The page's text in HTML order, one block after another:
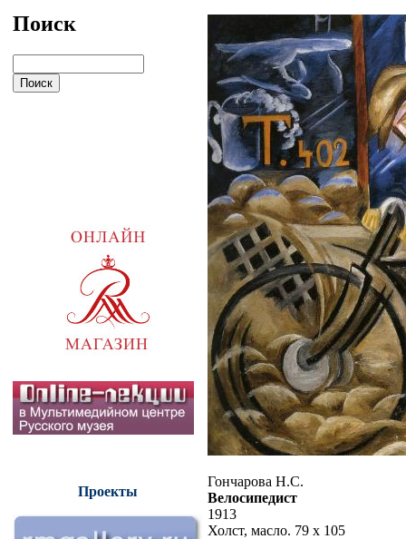
Поиск
Проекты
Гончарова Н.С.
Велосипедист
1913
Холст, масло. 79 х 105